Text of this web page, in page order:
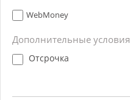
WebMoney
Дополнительные условия
Отсрочка